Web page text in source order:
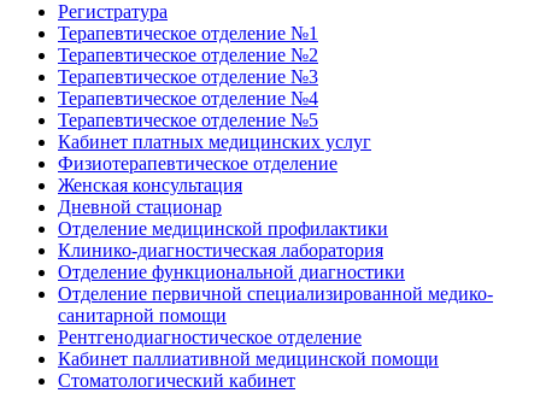
Регистратура
Терапевтическое отделение №1
Терапевтическое отделение №2
Терапевтическое отделение №3
Терапевтическое отделение №4
Терапевтическое отделение №5
Кабинет платных медицинских услуг
Физиотерапевтическое отделение
Женская консультация
Дневной стационар
Отделение медицинской профилактики
Клинико-диагностическая лаборатория
Отделение функциональной диагностики
Отделение первичной специализированной медико-
санитарной помощи
Рентгенодиагностическое отделение
Кабинет паллиативной медицинской помощи
Стоматологический кабинет